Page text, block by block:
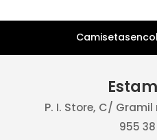
P. I. Store, C/ Gramil
955